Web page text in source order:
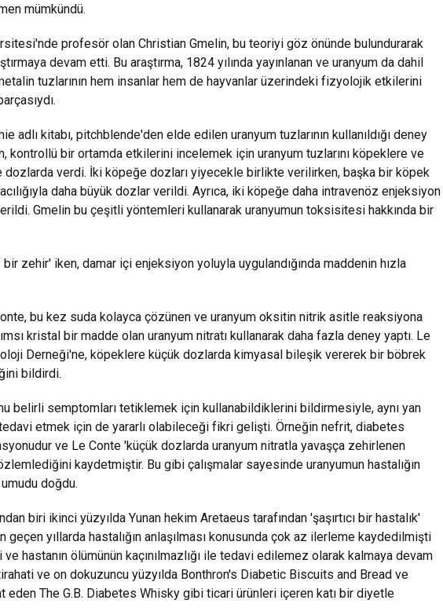
mümkündü.
profesör olan Christian Gmelin, bu teoriyi göz önünde bulundurarak
devam etti. Bu araştırma, 1824 yılında yayınlanan ve uranyum da dahil
tuzlarının hem insanlar hem de hayvanlar üzerindeki fizyolojik etkilerini
adlı kitabı, pitchblende'den elde edilen uranyum tuzlarının kullanıldığı deney
kontrollü bir ortamda etkilerini incelemek için uranyum tuzlarını köpeklere ve
dozlarda verdi. İki köpeğe dozları yiyecekle birlikte verilirken, başka bir köpek
daha büyük dozlar verildi. Ayrıca, iki köpeğe daha intravenöz enjeksiyon
Gmelin bu çeşitli yöntemleri kullanarak uranyumun toksisitesi hakkında bir
zehir' iken, damar içi enjeksiyon yoluyla uygulandığında maddenin hızla
bu kez suda kolayca çözünen ve uranyum oksitin nitrik asitle reaksiyona
kristal bir madde olan uranyum nitratı kullanarak daha fazla deney yaptı. Le
Derneği'ne, köpeklere küçük dozlarda kimyasal bileşik vererek bir böbrek
bildirdi.
belirli semptomları tetiklemek için kullanabildiklerini bildirmesiyle, aynı yan
etmek için de yararlı olabileceği fikri gelişti. Örneğin nefrit, diabetes
ve Le Conte 'küçük dozlarda uranyum nitratla yavaşça zehirlenen
kaydetmiştir. Bu gibi çalışmalar sayesinde uranyumun hastalığın
doğdu.
biri ikinci yüzyılda Yunan hekim Aretaeus tarafından 'şaşırtıcı bir hastalık'
yıllarda hastalığın anlaşılması konusunda çok az ilerleme kaydedilmişti
hastanın ölümünün kaçınılmazlığı ile tedavi edilemez olarak kalmaya devam
ve on dokuzuncu yüzyılda Bonthron's Diabetic Biscuits and Bread ve
eden The G.B. Diabetes Whisky gibi ticari ürünleri içeren katı bir diyetle